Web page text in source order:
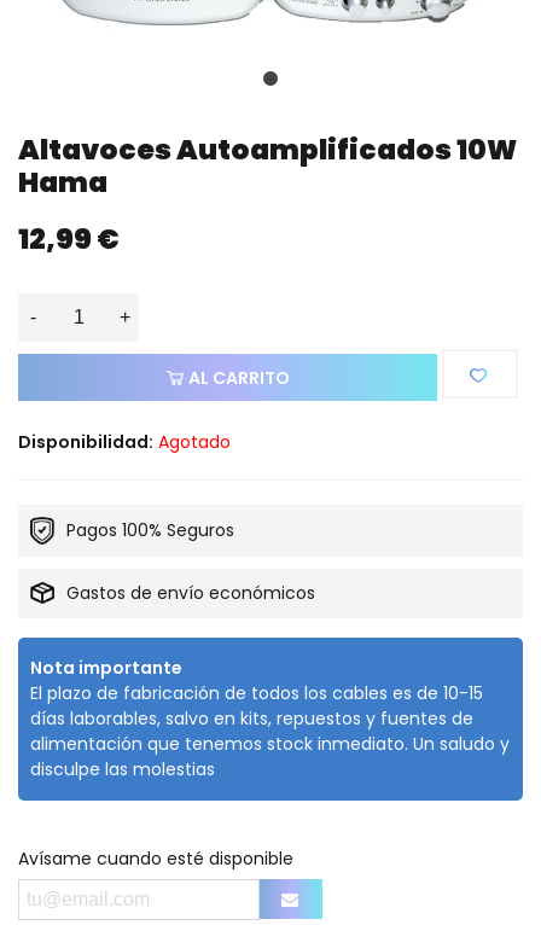
Altavoces Autoamplificados 10W
Hama
12,99 €
- +
AL CARRITO
Disponibilidad: Agotado
Pagos 100% Seguros
Gastos de envío económicos
Nota importante
El plazo de fabricación de todos los cables es de 10-15
días laborables, salvo en kits, repuestos y fuentes de
alimentación que tenemos stock inmediato. Un saludo y
disculpe las molestias
Avísame cuando esté disponible